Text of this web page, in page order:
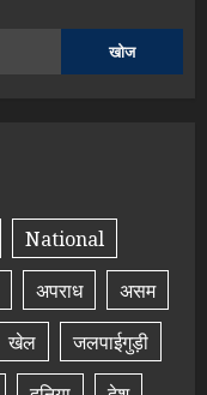
खोज
National
अपराध
असम
खेल
जलपाईगुड़ी